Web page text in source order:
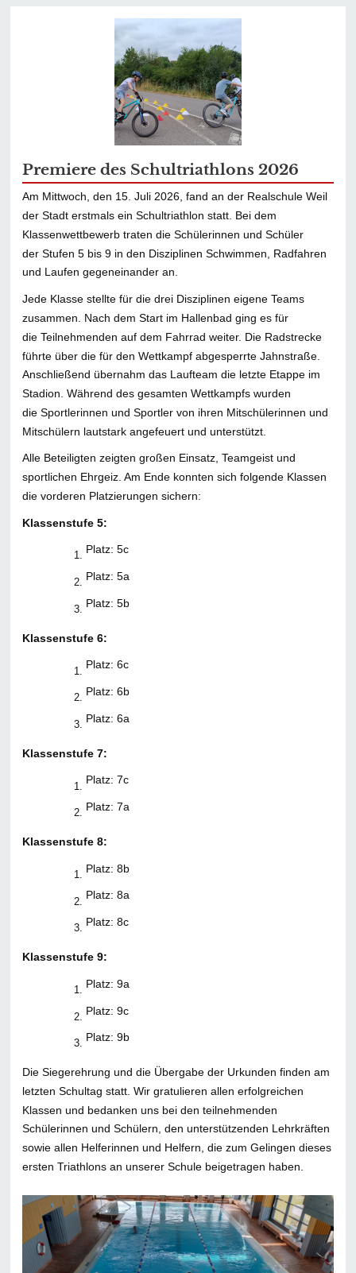
Premiere des Schultriathlons 2026
Am Mittwoch, den 15. Juli 2026, fand an der Realschule Weil
der Stadt erstmals ein Schultriathlon statt. Bei dem
Klassenwettbewerb traten die Schülerinnen und Schüler
der Stufen 5 bis 9 in den Disziplinen Schwimmen, Radfahren
und Laufen gegeneinander an.
Jede Klasse stellte für die drei Disziplinen eigene Teams
zusammen. Nach dem Start im Hallenbad ging es für
die Teilnehmenden auf dem Fahrrad weiter. Die Radstrecke
führte über die für den Wettkampf abgesperrte Jahnstraße.
Anschließend übernahm das Laufteam die letzte Etappe im
Stadion. Während des gesamten Wettkampfs wurden
die Sportlerinnen und Sportler von ihren Mitschülerinnen und
Mitschülern lautstark angefeuert und unterstützt.
Alle Beteiligten zeigten großen Einsatz, Teamgeist und
sportlichen Ehrgeiz. Am Ende konnten sich folgende Klassen
die vorderen Platzierungen sichern:
Klassenstufe 5:
Platz: 5c
Platz: 5a
Platz: 5b
Klassenstufe 6:
Platz: 6c
Platz: 6b
Platz: 6a
Klassenstufe 7:
Platz: 7c
Platz: 7a
Klassenstufe 8:
Platz: 8b
Platz: 8a
Platz: 8c
Klassenstufe 9:
Platz: 9a
Platz: 9c
Platz: 9b
Die Siegerehrung und die Übergabe der Urkunden finden am
letzten Schultag statt. Wir gratulieren allen erfolgreichen
Klassen und bedanken uns bei den teilnehmenden
Schülerinnen und Schülern, den unterstützenden Lehrkräften
sowie allen Helferinnen und Helfern, die zum Gelingen dieses
ersten Triathlons an unserer Schule beigetragen haben.